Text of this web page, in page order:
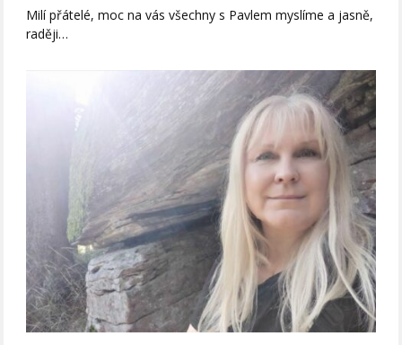
Milí přátelé, moc na vás všechny s Pavlem myslíme a jasně,
raději…